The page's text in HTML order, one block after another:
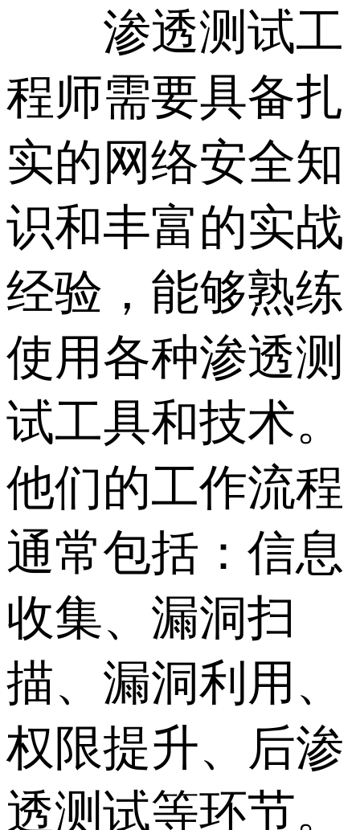
渗透测试工
程师需要具备扎
实的网络安全知
识和丰富的实战
经验，能够熟练
使用各种渗透测
试工具和技术。
他们的工作流程
通常包括：信息
收集、漏洞扫
描、漏洞利用、
权限提升、后渗
透测试等环节。